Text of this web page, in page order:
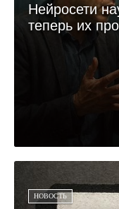
Нейросети
теперь их
НОВОСТЬ